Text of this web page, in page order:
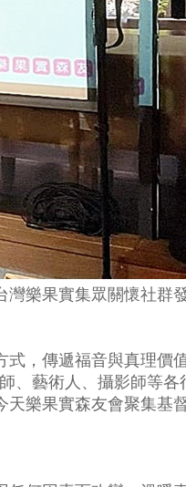
樂果實集眾關懷社群
，傳遞福音與真理價
、藝術人、攝影師等
樂果實森友會聚集基